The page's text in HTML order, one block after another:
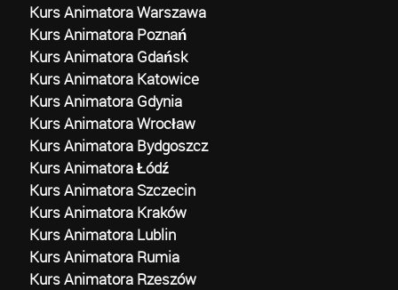
Kurs Animatora Warszawa
Kurs Animatora Poznań
Kurs Animatora Gdańsk
Kurs Animatora Katowice
Kurs Animatora Gdynia
Kurs Animatora Wrocław
Kurs Animatora Bydgoszcz
Kurs Animatora Łódź
Kurs Animatora Szczecin
Kurs Animatora Kraków
Kurs Animatora Lublin
Kurs Animatora Rumia
Kurs Animatora Rzeszów